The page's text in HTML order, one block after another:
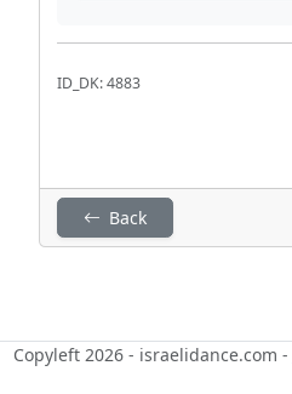
ID_DK: 4883
Back
Copyleft 2026 - israelidance.com -